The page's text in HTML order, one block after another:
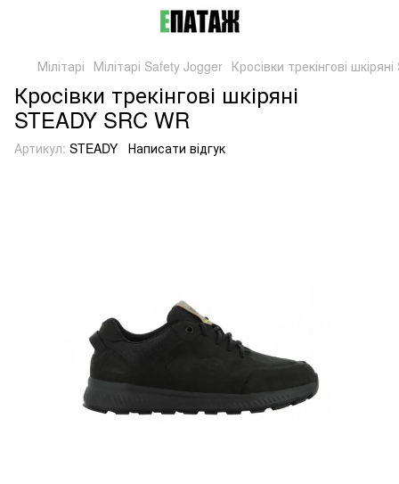
Мілітарі Мілітарі Safety Jogger Кросівки трекінгові
Кросівки трекінгові шкіряні
STEADY SRC WR
Артикул: STEADY Написати відгук